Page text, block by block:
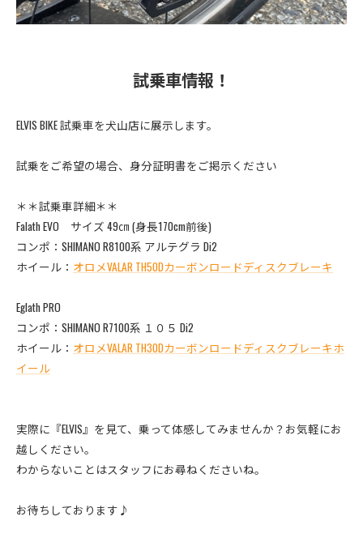
試乗車情報！
ELVIS BIKE 試乗車を犬山店に展示します。
試乗をご希望の場合、身分証明書をご掲示ください
＊＊試乗車詳細＊＊
Falath EVO サイズ 49㎝ (身長170cm前後)
コンポ：SHIMANO R8100系 アルテグラ Di2
ホイール： オロメVALAR TH50Dカーボンロードディスクブレーキ
Eglath PRO
コンポ：SHIMANO R7100系 １０５ Di2
ホイール： オロメVALAR TH30Dカーボンロードディスクブレーキホ
イール
実際に『ELVIS』を見て、乗って体感してみませんか？お気軽にお
越しください。
わからないことはスタッフにお尋ねくださいね。
お待ちしております♪